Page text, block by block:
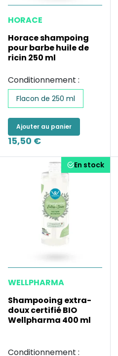
HORACE
Horace shampoing
pour barbe huile de
ricin 250 ml
Conditionnement :
Flacon de 250 ml
Ajouter au panier
15,50 €
En stock
WELLPHARMA
Shampooing extra-
doux certifié BIO
Wellpharma 400 ml
Conditionnement :